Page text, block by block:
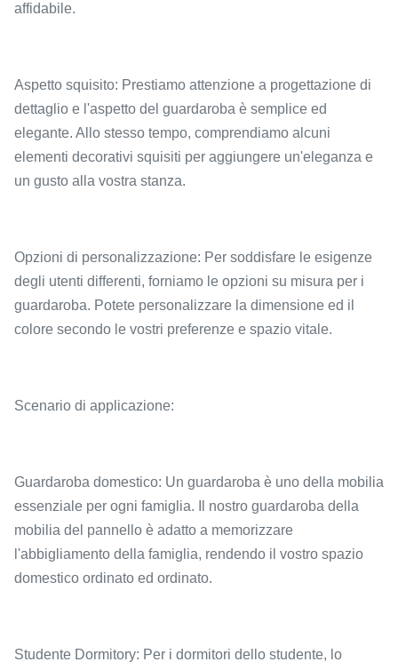
affidabile.
Aspetto squisito: Prestiamo attenzione a progettazione di
dettaglio e l'aspetto del guardaroba è semplice ed
elegante. Allo stesso tempo, comprendiamo alcuni
elementi decorativi squisiti per aggiungere un'eleganza e
un gusto alla vostra stanza.
Opzioni di personalizzazione: Per soddisfare le esigenze
degli utenti differenti, forniamo le opzioni su misura per i
guardaroba. Potete personalizzare la dimensione ed il
colore secondo le vostri preferenze e spazio vitale.
Scenario di applicazione:
Guardaroba domestico: Un guardaroba è uno della mobilia
essenziale per ogni famiglia. Il nostro guardaroba della
mobilia del pannello è adatto a memorizzare
l'abbigliamento della famiglia, rendendo il vostro spazio
domestico ordinato ed ordinato.
Studente Dormitory: Per i dormitori dello studente, lo